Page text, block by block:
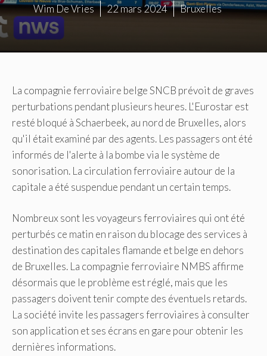
Wim De Vries 22 mars 2024 Bruxelles
La compagnie ferroviaire belge SNCB prévoit de graves
perturbations pendant plusieurs heures. L'Eurostar est
resté bloqué à Schaerbeek, au nord de Bruxelles, alors
qu'il était examiné par des agents. Les passagers ont été
informés de l'alerte à la bombe via le système de
sonorisation. La circulation ferroviaire autour de la
capitale a été suspendue pendant un certain temps.
Nombreux sont les voyageurs ferroviaires qui ont été
perturbés ce matin en raison du blocage des services à
destination des capitales flamande et belge en dehors
de Bruxelles. La compagnie ferroviaire NMBS affirme
désormais que le problème est réglé, mais que les
passagers doivent tenir compte des éventuels retards.
La société invite les passagers ferroviaires à consulter
son application et ses écrans en gare pour obtenir les
dernières informations.